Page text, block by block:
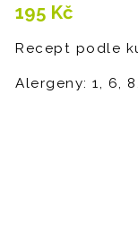
195 Kč
Recept podle
Alergeny: 1, 6,